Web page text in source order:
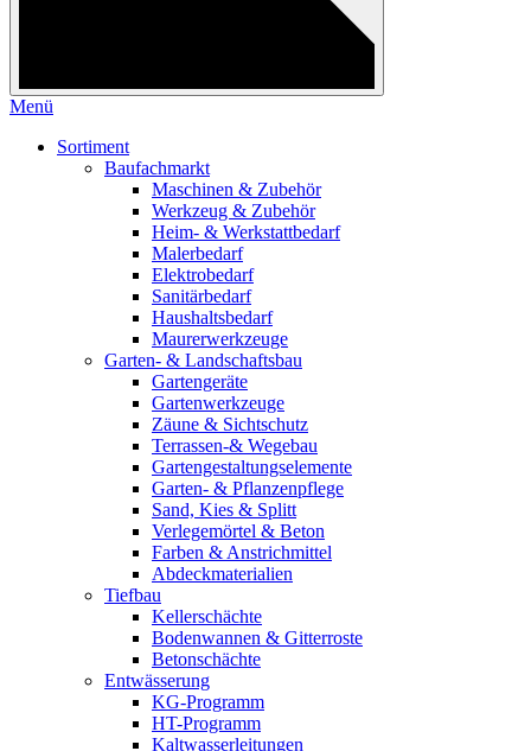
Menü
Sortiment
Baufachmarkt
Maschinen & Zubehör
Werkzeug & Zubehör
Heim- & Werkstattbedarf
Malerbedarf
Elektrobedarf
Sanitärbedarf
Haushaltsbedarf
Maurerwerkzeuge
Garten- & Landschaftsbau
Gartengeräte
Gartenwerkzeuge
Zäune & Sichtschutz
Terrassen-& Wegebau
Gartengestaltungselemente
Garten- & Pflanzenpflege
Sand, Kies & Splitt
Verlegemörtel & Beton
Farben & Anstrichmittel
Abdeckmaterialien
Tiefbau
Kellerschächte
Bodenwannen & Gitterroste
Betonschächte
Entwässerung
KG-Programm
HT-Programm
Kaltwasserleitungen